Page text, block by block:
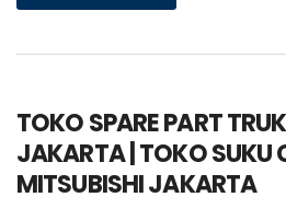
TOKO SPARE PART
JAKARTA | TOKO SUKU
MITSUBISHI JAKARTA